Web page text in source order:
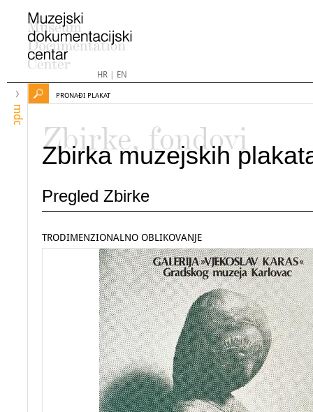
HR| EN
mdc
PRONAĐI PLAKAT
Zbirke, fondovi
Zbirka muzejskih
Pregled Zbirke
TRODIMENZIONALNO OBLIKOVANJE